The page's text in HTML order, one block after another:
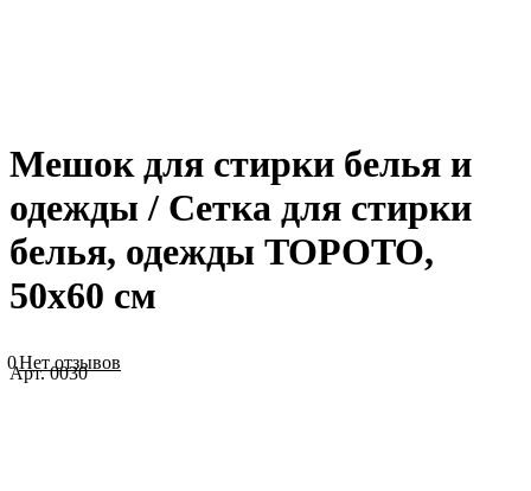
Мешок для стирки белья и
одежды / Сетка для стирки
белья, одежды TOPOTO,
50х60 см
0Нет отзывов
Арт.0030